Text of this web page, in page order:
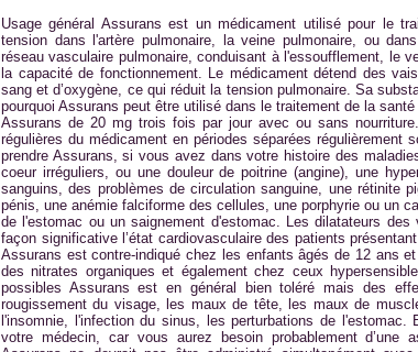
Usage général Assurans est un médicament utilisé pour le
tension dans l'artère pulmonaire, la veine pulmonaire, ou
réseau vasculaire pulmonaire, conduisant à l'essoufflement, le
la capacité de fonctionnement. Le médicament détend des
sang et d’oxygène, ce qui réduit la tension pulmonaire. Sa
pourquoi Assurans peut être utilisé dans le traitement de la
Assurans de 20 mg trois fois par jour avec ou sans
régulières du médicament en périodes séparées
prendre Assurans, si vous avez dans votre histoire des
coeur irréguliers, ou une douleur de poitrine (angine), une
sanguins, des problèmes de circulation sanguine, une rétinite
pénis, une anémie falciforme des cellules, une porphyrie ou un
de l'estomac ou un saignement d'estomac. Les dilatateurs
façon significative l’état cardiovasculaire des patients
Assurans est contre-indiqué chez les enfants âgés de 12 ans
des nitrates organiques et également chez ceux
possibles Assurans est en général bien toléré mais des
rougissement du visage, les maux de tête, les maux de
l'insomnie, l'infection du sinus, les perturbations de
votre médecin, car vous aurez besoin probablement d’une